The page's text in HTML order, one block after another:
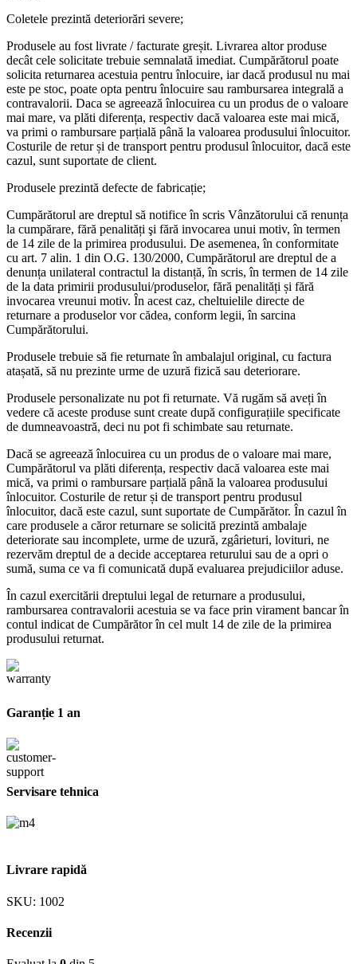
Coletele prezintă deteriorări severe;
Produsele au fost livrate / facturate greșit. Livrarea altor produse
decât cele solicitate trebuie semnalată imediat. Cumpărătorul poate
solicita returnarea acestuia pentru înlocuire, iar dacă produsul nu mai
este pe stoc, poate opta pentru înlocuire sau rambursarea integrală a
contravalorii. Daca se agreează înlocuirea cu un produs de o valoare
mai mare, va plăti diferența, respectiv dacă valoarea este mai mică,
va primi o rambursare parțială până la valoarea produsului înlocuitor.
Costurile de retur și de transport pentru produsul înlocuitor, dacă este
cazul, sunt suportate de client.
Produsele prezintă defecte de fabricație;
Cumpărătorul are dreptul să notifice în scris Vânzătorului că renunța
la cumpărare, fără penalități şi fără invocarea unui motiv, în termen
de 14 zile de la primirea produsului. De asemenea, în conformitate
cu art. 7 alin. 1 din O.G. 130/2000, Cumpărătorul are dreptul de a
denunța unilateral contractul la distanță, în scris, în termen de 14 zile
de la data primirii produsului/produselor, fără penalități și fără
invocarea vreunui motiv. În acest caz, cheltuielile directe de
returnare a produselor vor cădea, conform legii, în sarcina
Cumpărătorului.
Produsele trebuie să fie returnate în ambalajul original, cu factura
atașată, să nu prezinte urme de uzură fizică sau deteriorare.
Produsele personalizate nu pot fi returnate. Vă rugăm să aveți în
vedere că aceste produse sunt create după configurațiile specificate
de dumneavoastră, deci nu pot fi schimbate sau returnate.
Dacă se agreează înlocuirea cu un produs de o valoare mai mare,
Cumpărătorul va plăti diferența, respectiv dacă valoarea este mai
mică, va primi o rambursare parțială până la valoarea produsului
înlocuitor. Costurile de retur și de transport pentru produsul
înlocuitor, dacă este cazul, sunt suportate de Cumpărător. În cazul în
care produsele a căror returnare se solicită prezintă ambalaje
deteriorate sau incomplete, urme de uzură, zgârieturi, lovituri, ne
rezervăm dreptul de a decide acceptarea returului sau de a opri o
sumă, suma ce va fi comunicată după evaluarea prejudiciilor aduse.
În cazul exercitării dreptului legal de returnare a produsului,
rambursarea contravalorii acestuia se va face prin virament bancar în
contul indicat de Cumpărător în cel mult 14 de zile de la primirea
produsului returnat.
Garanție 1 an
Servisare tehnica
Livrare rapidă
SKU: 1002
Recenzii